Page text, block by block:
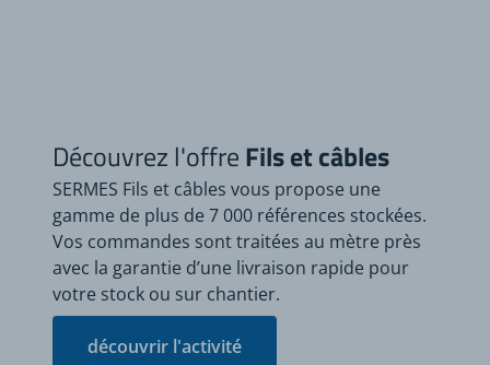
Découvrez l'offreFils et câbles
SERMES Fils et câbles vous propose une
gamme de plus de 7 000 références stockées.
Vos commandes sont traitées au mètre près
avec la garantie d’une livraison rapide pour
votre stock ou sur chantier.
découvrir l'activité